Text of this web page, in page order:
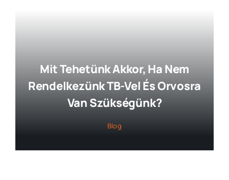
Mit Tehetünk Akkor, Ha Nem
Rendelkezünk TB-Vel És Orvosra
Van Szükségünk?
Blog